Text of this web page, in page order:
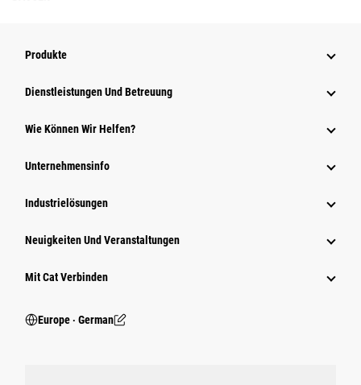
Produkte
Dienstleistungen Und Betreuung
Wie Können Wir Helfen?
Unternehmensinfo
Industrielösungen
Neuigkeiten Und Veranstaltungen
Mit Cat Verbinden
Europe ‧ German